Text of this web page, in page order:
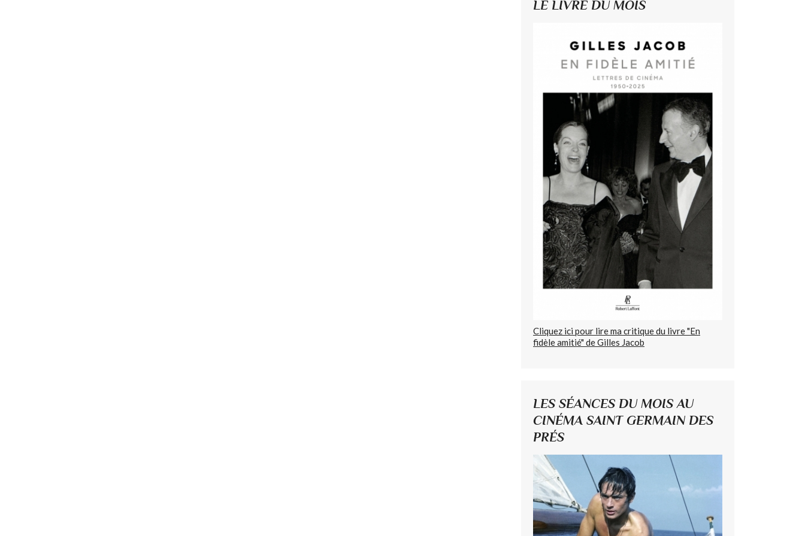
LE LIVRE DU MOIS
Cliquez ici pour lire ma critique du livre "En
fidèle amitié" de Gilles Jacob
LES SÉANCES DU MOIS AU
CINÉMA SAINT GERMAIN DES
PRÉS